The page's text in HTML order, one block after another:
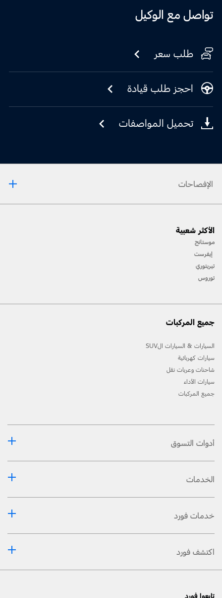
تواصل مع الوكيل
طلب سعر
احجز طلب قيادة
تحميل المواصفات
الإفصاحات
التّعشيق. لا تتوافق كلّ الميّزات مع الهواتف كافّة.
الشّحن اللّاسلكي Qi المتوفّر قد لا يكون متوافقًا مع الهواتف الجوّالة كافّة.
الأكثر شعبية
موستانج
إيفرست
تيريتوري
توروس
جميع المركبات
السيارات & السيارات الSUV
سيارات كهربائية
شاحنات وعربات نقل
سيارات الأداء
جميع المركبات
أدوات التسوق
الخدمات
خدمات فورد
اكتشف فورد
تابعوا فورد